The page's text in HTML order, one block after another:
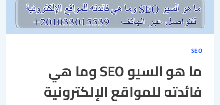
SEO
ما هو السيو SEO وما هي
فائدته للمواقع الإلكترونية